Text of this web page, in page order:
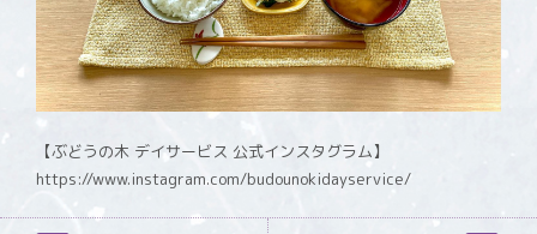
【ぶどうの木 デイサービス 公式インスタグラム】
https://www.instagram.com/budounokidayservice/